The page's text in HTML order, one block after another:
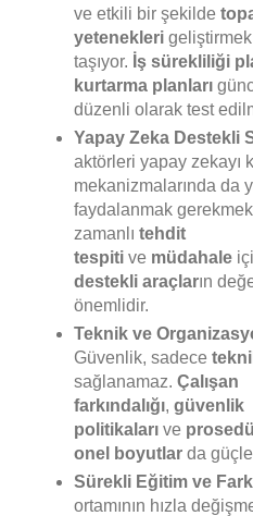
ve etkili bir şekilde
yetenekleri
taşıyor. İş sürekliliği
kurtarma planları
düzenli olarak test
Yapay Zeka Destekli
aktörleri yapay zekayı
mekanizmalarında da
faydalanmak
zamanlı tehdit
tespiti ve müdahale
destekli araçların
önemlidir.
Teknik ve
Güvenlik, sadece
sağlanamaz. Çalışan
farkındalığı, güvenlik
politikaları ve
onel boyutlar da
Sürekli Eğitim ve
ortamının hızla